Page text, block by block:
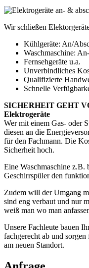
Wir schließen
Kühlgeräte: An/
Waschmaschine:
Fernsehgeräte u.a.
Unverbindliches
Qualifizierte
Schnelle
SICHERHEIT GEHT
Elektrogeräte
Wer mit einem Gas- oder
diesen an die
für den Fachmann. Die
Sicherheit hoch.
Eine Waschmaschine z.B.
Geschirrspüler den
Zudem will der Umgang
sind eng verbaut und nur
weiß man wo man
Unsere Fachleute bauen
fachgerecht ab und
am neuen Standort.